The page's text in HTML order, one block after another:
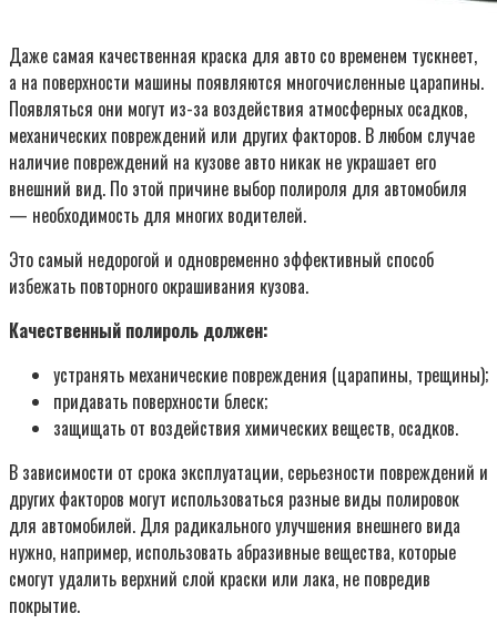
Даже самая качественная краска для авто со временем тускнеет,
а на поверхности машины появляются многочисленные царапины.
Появляться они могут из-за воздействия атмосферных осадков,
механических повреждений или других факторов. В любом случае
наличие повреждений на кузове авто никак не украшает его
внешний вид. По этой причине выбор полироля для автомобиля
— необходимость для многих водителей.
Это самый недорогой и одновременно эффективный способ
избежать повторного окрашивания кузова.
Качественный полироль должен:
устранять механические повреждения (царапины, трещины);
придавать поверхности блеск;
защищать от воздействия химических веществ, осадков.
В зависимости от срока эксплуатации, серьезности повреждений и
других факторов могут использоваться разные виды полировок
для автомобилей. Для радикального улучшения внешнего вида
нужно, например, использовать абразивные вещества, которые
смогут удалить верхний слой краски или лака, не повредив
покрытие.